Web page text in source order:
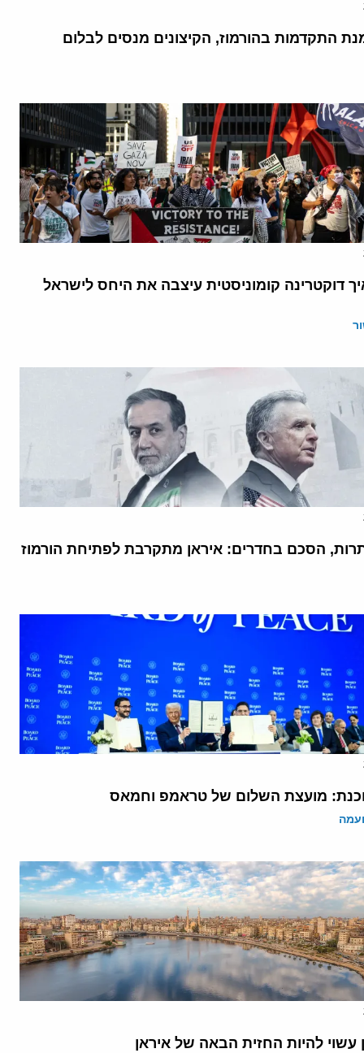
התקדמות בהורמוז, הקיצונים מנסים לבלום
דוקטרינה קומוניסטית עיצבה את היחס לישראל
הסכם בחדרים: איראן מתקרבת לפתיחת הורמוז
מועצת השלום של טראמפ וחמאס
עשוי להיות החזית הבאה של איראן